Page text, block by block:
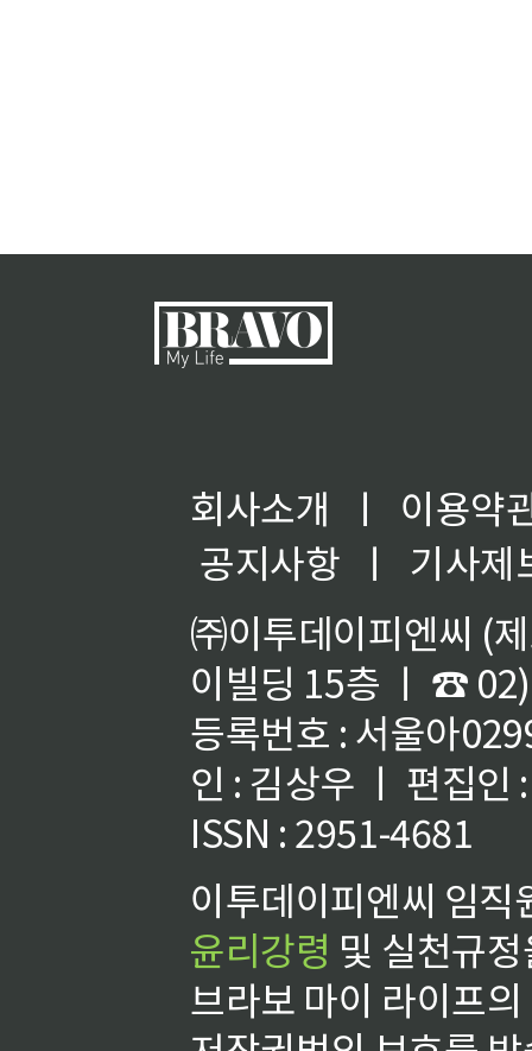
회사소개 ㅣ
이용약
공지사항
ㅣ
기사제
㈜이투데이피엔씨 (
이빌딩 15층 ㅣ ☎
등록번호 : 서울아
인 : 김상우 ㅣ 편집인
ISSN : 2951-4681
이투데이피엔씨 임
윤리강령 및 실천규
브라보 마이 라이프